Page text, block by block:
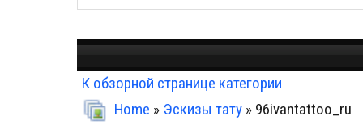
К обзорной странице категории
Home » Эскизы тату » 96ivantattoo_ru